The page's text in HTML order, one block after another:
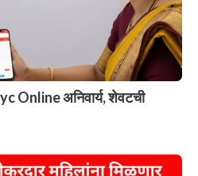
Online अनिवार्य, शेवटची